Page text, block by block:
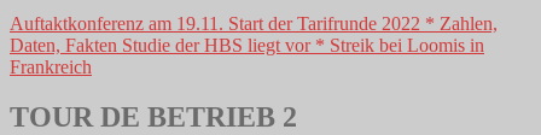
Auftaktkonferenz am 19.11. Start der Tarifrunde 2022 * Zahlen,
Daten, Fakten Studie der HBS liegt vor * Streik bei Loomis in
Frankreich
TOUR DE BETRIEB 2